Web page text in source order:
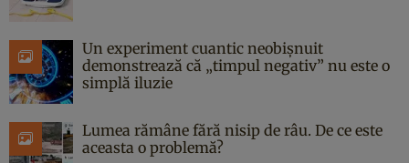
Un experiment cuantic neobișnuit
demonstrează că „timpul negativ” nu este o
simplă iluzie
Lumea rămâne fără nisip de râu. De ce este
aceasta o problemă?